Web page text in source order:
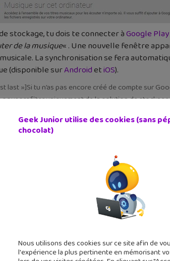
stockage, tu dois te connecter àGoogle
de la musique« . Une nouvelle fenêtre
La synchronisation se fera
(disponible surAndroidetiOS).
»]Si tu n’as pas encore créé de compte sur
profiter uniquement de la solution de
la chaîne YouTube
Article suivant
Geek Junior utilise des cookies (sans
chocolat)
Nous utilisons des cookies sur ce site afin de
l'expérience la plus pertinente en mémorisant